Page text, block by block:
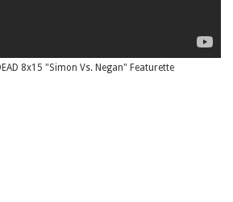
8x15 "Simon Vs. Negan" Featurette